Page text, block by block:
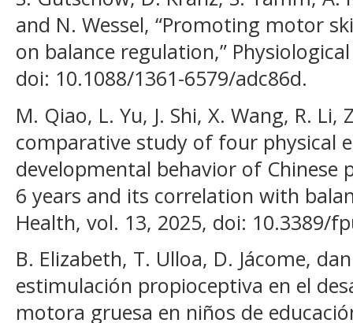
and N. Wessel, “Promoting motor
on balance regulation,”
doi: 10.1088/1361-6579/adc86d.
M. Qiao, L. Yu, J. Shi, X. Wang, R. Li,
comparative study of four physical
developmental behavior of Chinese
6 years and its correlation with
Health, vol. 13, 2025, doi: 10.3389/
B. Elizabeth, T. Ulloa, D. Jácome,
estimulación propioceptiva en el
motora gruesa en niños de